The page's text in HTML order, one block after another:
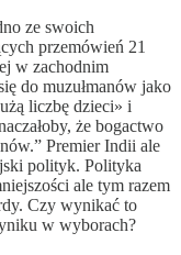
ze swoich
przemówień 21
w zachodnim
do muzułmanów jako
liczbę dzieci» i
że bogactwo
Premier Indii ale
polityk. Polityka
ale tym razem
Czy wynikać to
w wyborach?